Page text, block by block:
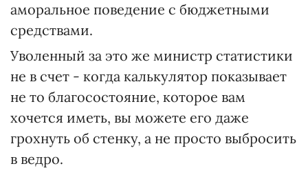
аморальное поведение с бюджетными
средствами.
Уволенный за это же министр статистики
не в счет - когда калькулятор показывает
не то благосостояние, которое вам
хочется иметь, вы можете его даже
грохнуть об стенку, а не просто выбросить
в ведро.